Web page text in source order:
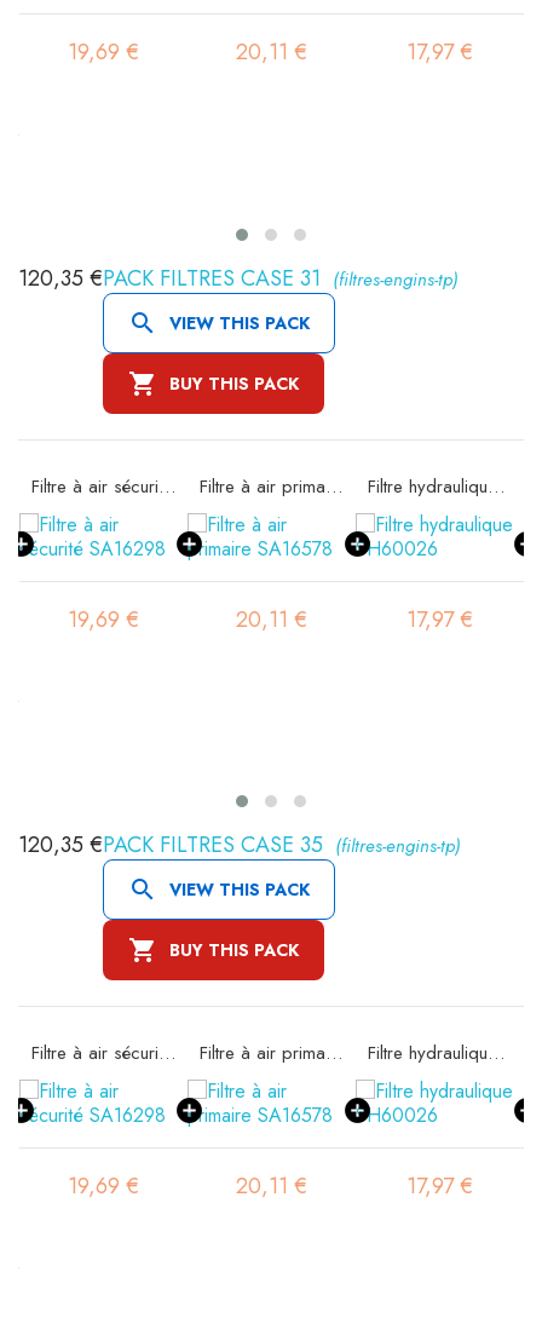
19,69 € 20,11 € 17,97 €
PACK FILTRES CASE 31 (filtres-engins-tp)
 VIEW THIS PACK
 BUY THIS PACK
120,35 €
Filtre à air sécurité SA16298
19,69 €
Filtre à air primaire SA16578
20,11 €
Filtre hydraulique SH60026
17,97 €
PACK FILTRES CASE 35 (filtres-engins-tp)
 VIEW THIS PACK
 BUY THIS PACK
120,35 €
Filtre à air sécurité SA16298
19,69 €
Filtre à air primaire SA16578
20,11 €
Filtre hydraulique SH60026
17,97 €